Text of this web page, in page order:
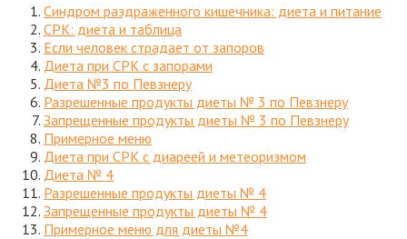
Синдром раздраженного кишечника: диета и питание
СРК: диета и таблица
Если человек страдает от запоров
Диета при СРК с запорами
Диета №3 по Певзнеру
Разрешенные продукты диеты № 3 по Певзнеру
Запрещенные продукты диеты № 3 по Певзнеру
Примерное меню
Диета при СРК с диареей и метеоризмом
Диета № 4
Разрешенные продукты диеты № 4
Запрещенные продукты диеты № 4
Примерное меню для диеты №4